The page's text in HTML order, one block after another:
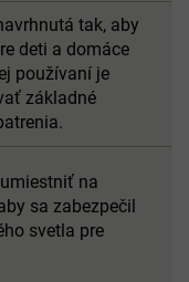
tak, aby
deti a domáce
používaní je
základné
na
sa zabezpečil
svetla pre